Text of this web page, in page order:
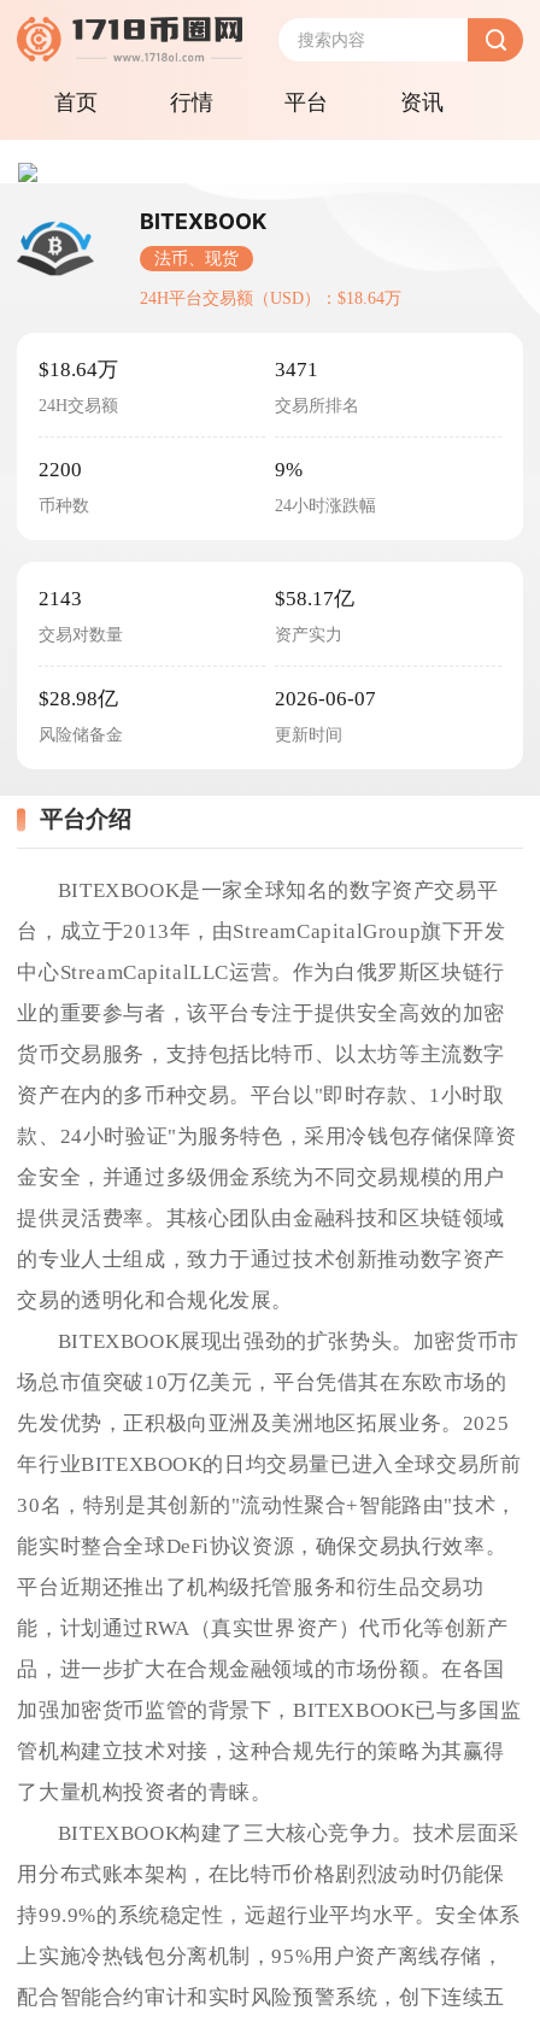
首页 行情 平台 资讯
BITEXBOOK
法币、现货
24H平台交易额（USD）：$18.64万
$18.64万
24H交易额
3471
交易所排名
2200
币种数
9%
24小时涨跌幅
2143
交易对数量
$58.17亿
资产实力
$28.98亿
风险储备金
2026-06-07
更新时间
平台介绍
BITEXBOOK是一家全球知名的数字资产交易平
台，成立于2013年，由StreamCapitalGroup旗下开发
中心StreamCapitalLLC运营。作为白俄罗斯区块链行
业的重要参与者，该平台专注于提供安全高效的加密
货币交易服务，支持包括比特币、以太坊等主流数字
资产在内的多币种交易。平台以"即时存款、1小时取
款、24小时验证"为服务特色，采用冷钱包存储保障资
金安全，并通过多级佣金系统为不同交易规模的用户
提供灵活费率。其核心团队由金融科技和区块链领域
的专业人士组成，致力于通过技术创新推动数字资产
交易的透明化和合规化发展。
BITEXBOOK展现出强劲的扩张势头。加密货币市
场总市值突破10万亿美元，平台凭借其在东欧市场的
先发优势，正积极向亚洲及美洲地区拓展业务。2025
年行业BITEXBOOK的日均交易量已进入全球交易所前
30名，特别是其创新的"流动性聚合+智能路由"技术，
能实时整合全球DeFi协议资源，确保交易执行效率。
平台近期还推出了机构级托管服务和衍生品交易功
能，计划通过RWA（真实世界资产）代币化等创新产
品，进一步扩大在合规金融领域的市场份额。在各国
加强加密货币监管的背景下，BITEXBOOK已与多国监
管机构建立技术对接，这种合规先行的策略为其赢得
了大量机构投资者的青睐。
BITEXBOOK构建了三大核心竞争力。技术层面采
用分布式账本架构，在比特币价格剧烈波动时仍能保
持99.9%的系统稳定性，远超行业平均水平。安全体系
上实施冷热钱包分离机制，95%用户资产离线存储，
配合智能合约审计和实时风险预警系统，创下连续五